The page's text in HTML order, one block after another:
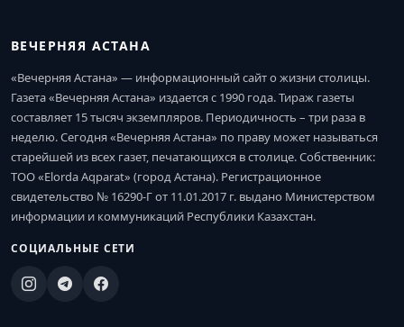
ВЕЧЕРНЯЯ АСТАНА
«Вечерняя Астана» — информационный сайт о жизни столицы.
Газета «Вечерняя Астана» издается с 1990 года. Тираж газеты
составляет 15 тысяч экземпляров. Периодичность – три раза в
неделю. Сегодня «Вечерняя Астана» по праву может называться
старейшей из всех газет, печатающихся в столице. Собственник:
ТОО «Elorda Aqparat» (город Астана). Регистрационное
свидетельство № 16290-Г от 11.01.2017 г. выдано Министерством
информации и коммуникаций Республики Казахстан.
СОЦИАЛЬНЫЕ СЕТИ